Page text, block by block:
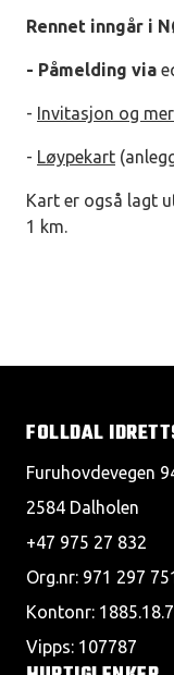
Rennet inngår i
- Påmelding via
- Invitasjon og
- Løypekart
Kart er også lagt
1 km.
FOLLDAL
Furuhovdevegen
2584 Dalholen
+47 975 27 832
Org.nr: 971 297
Kontonr:
Vipps: 107787